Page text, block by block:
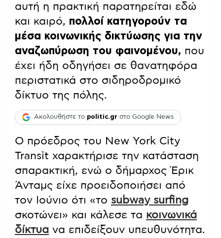
αυτή η πρακτική παρατηρείται εδώ
και καιρό, πολλοί κατηγορούν τα
μέσα κοινωνικής δικτύωσης για την
αναζωπύρωση του φαινομένου, που
έχει ήδη οδηγήσει σε θανατηφόρα
περιστατικά στο σιδηροδρομικό
δίκτυο της πόλης.
Ακολουθήστε το politic.gr στο Google News
Ο πρόεδρος του New York City
Transit χαρακτήρισε την κατάσταση
σπαρακτική, ενώ ο δήμαρχος Έρικ
Άνταμς είχε προειδοποιήσει από
τον Ιούνιο ότι «το subway surfing
σκοτώνει» και κάλεσε τα κοινωνικά
δίκτυα να επιδείξουν υπευθυνότητα.